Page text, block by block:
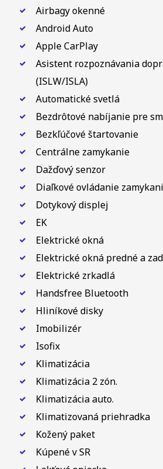
Airbagy okenné
Android Auto
Apple CarPlay
Asistent rozpoznávania
(ISLW/ISLA)
Automatické svetlá
Bezdrôtové nabíjanie pre
Bezkľúčové štartovanie
Centrálne zamykanie
Dažďový senzor
Diaľkové ovládanie
Dotykový displej
EK
Elektrické okná
Elektrické okná predné a
Elektrické zrkadlá
Handsfree Bluetooth
Hliníkové disky
Imobilizér
Isofix
Klimatizácia
Klimatizácia 2 zón.
Klimatizácia auto.
Klimatizovaná priehradka
Kožený paket
Kúpené v SR